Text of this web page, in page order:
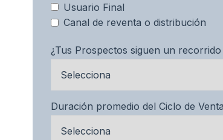
Usuario Final
Canal de reventa o distribución
¿Tus Prospectos siguen un
Duración promedio del Ciclo de